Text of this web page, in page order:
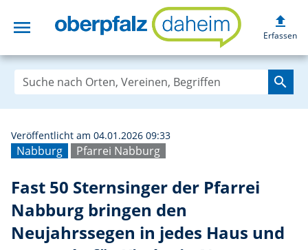
menu Fast 50
upload
Erfassen
search
Nabburg Pfarrei Nabburg
Veröffentlicht am 04.01.2026 09:33
Fast 50 Sternsinger der Pfarrei
Nabburg bringen den
Neujahrssegen in jedes Haus und